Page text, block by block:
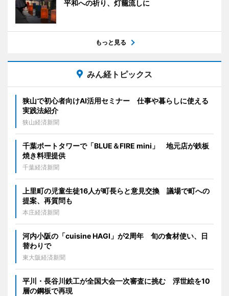
平和への祈り、灯籠流しに
もっと見る
みん経トピックス
狭山で初心者向けAI活用セミナー 仕事や暮らしに使える
実践法紹介
狭山経済新聞
千葉ポートタワーで「BLUE＆FIRE mini」 地元店が鉄板
焼き料理提供
千葉経済新聞
上里町の児童生徒16人が町長らと意見交換 議場で町への
提案、再質問も
本庄経済新聞
河内小阪の「cuisine HAGI」が2周年 旬の食材使い、日
替わりで
東大阪経済新聞
平川・長谷川鉄工が全国大会一次審査に挑む 浮世絵を10
層の鋼板で再現